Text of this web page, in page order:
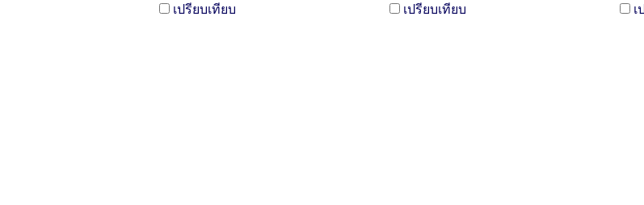
เปรียบเทียบ เปรียบเทียบ เ